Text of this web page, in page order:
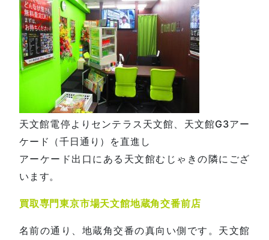
天文館電停よりセンテラス天文館、天文館G3アー
ケード（千日通り）を直進し
アーケード出口にある天文館むじゃきの隣にござ
います。
買取専門東京市場天文館地蔵角交番前店
名前の通り、地蔵角交番の真向い側です。天文館